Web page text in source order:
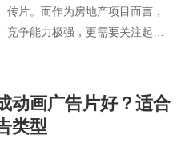
传片。而作为房地产项目而言，
竞争能力极强，更需要关注起
其是创意完成后、制作开始前，
能不能预见到它的实际效果？这
值得我们一直去探索。
动画广告片好？适合
类型